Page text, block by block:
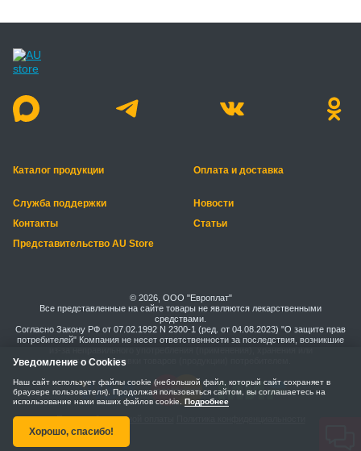
Каталог продукции Оплата и доставка
Служба поддержки
Новости
Контакты
Статьи
Представительство AU Store
© 2026, ООО "Европлат"
Все представленные на сайте товары не являются лекарственными
средствами.
Согласно Закону РФ от 07.02.1992 N 2300-1 (ред. от 04.08.2023) "О защите прав
потребителей" Компания не несет ответственности за последствия, возникшие
транспортировки товаров (продукции) потребителем.
Правила безопасной оплаты
Уведомление о Cookies
Наш сайт использует файлы cookie (небольшой файл, который сайт сохраняет в
браузере пользователя). Продолжая пользоваться сайтом, вы соглашаетесь на
использование нами ваших файлов cookie. Подробнее
Хорошо, спасибо!